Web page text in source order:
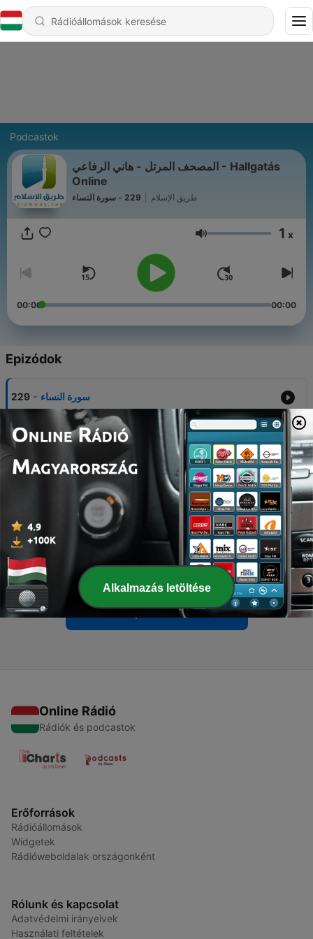
Podcastok
المصحف المرتل - هاني الرفاعي - Hallgatás
Online
طريق الإسلام 229 - سورة النساء
Hangerő 1 x
00:00 00:00
Epizódok
229 - سورة النساء
228 - سورة الفاتحة
227 - سورة البقرة
سورة آل عمران
- سورة المائدة
További epizódok mutatása
Online Rádió
Rádiók és podcastok
Erőforrások
Rádióállomások
Widgetek
Rádióweboldalak országonként
Rólunk és kapcsolat
Adatvédelmi irányelvek
Használati feltételek
Alkalmazás letöltése